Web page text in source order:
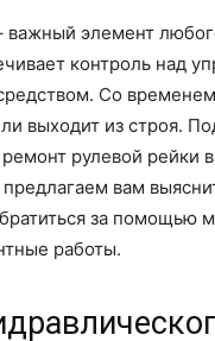
важный элемент
контроль над
Со
выходит из строя.
рулевой рейки
вам
за помощью
работы.